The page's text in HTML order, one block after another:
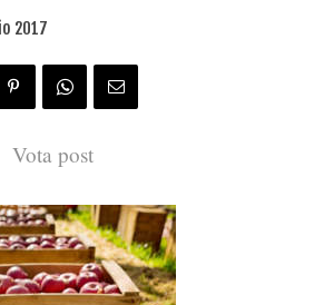
2017
Vota post